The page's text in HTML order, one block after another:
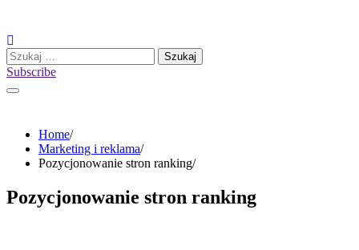
content
Szukaj:
Subscribe
Home
Marketing i reklama
Pozycjonowanie stron ranking
Pozycjonowanie stron ranking